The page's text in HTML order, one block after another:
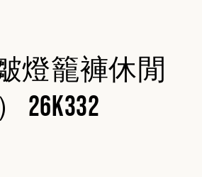
皺燈籠褲休閒
26K332